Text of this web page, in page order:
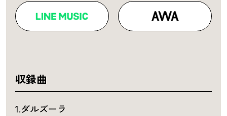
収録曲
1.ダルズーラ